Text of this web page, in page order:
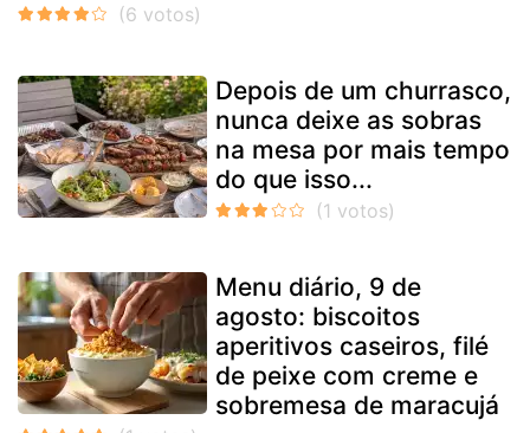
Depois de um churrasco,
nunca deixe as sobras
na mesa por mais tempo
do que isso...
Menu diário, 9 de
agosto: biscoitos
aperitivos caseiros, filé
de peixe com creme e
sobremesa de maracujá